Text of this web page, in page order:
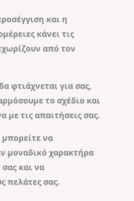
και η
κάνει τις
από τον
φτιάχνεται για σας,
το σχέδιο και
με τις απαιτήσεις σας.
να
μοναδικό χαρακτήρα
και να
πελάτες σας.